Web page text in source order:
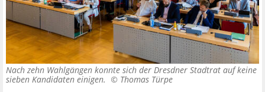
Nach zehn Wahlgängen konnte sich der Dresdner Stadtrat auf keine
sieben Kandidaten einigen. © Thomas Türpe